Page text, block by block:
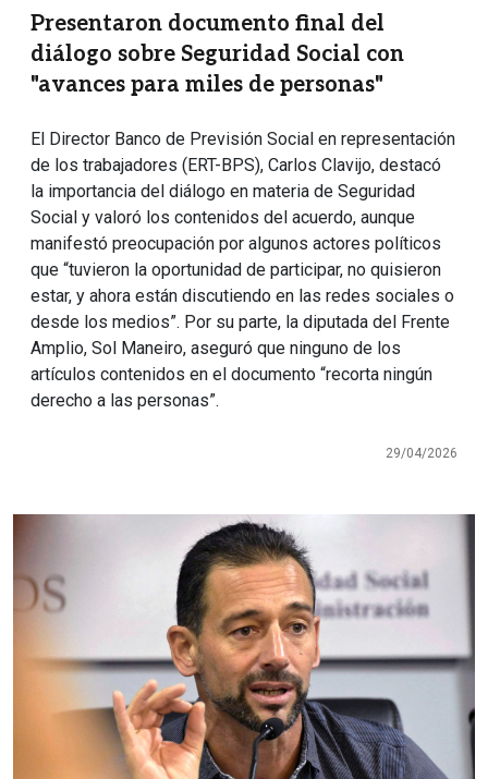
Presentaron documento final del
diálogo sobre Seguridad Social con
"avances para miles de personas"
El Director Banco de Previsión Social en representación
de los trabajadores (ERT-BPS), Carlos Clavijo, destacó
la importancia del diálogo en materia de Seguridad
Social y valoró los contenidos del acuerdo, aunque
manifestó preocupación por algunos actores políticos
que “tuvieron la oportunidad de participar, no quisieron
estar, y ahora están discutiendo en las redes sociales o
desde los medios”. Por su parte, la diputada del Frente
Amplio, Sol Maneiro, aseguró que ninguno de los
artículos contenidos en el documento “recorta ningún
derecho a las personas”.
29/04/2026